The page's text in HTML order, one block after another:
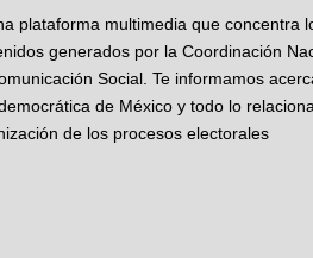
plataforma multimedia que concentra
generados por la Coordinación
Social. Te informamos
de México y todo lo
de los procesos electorales